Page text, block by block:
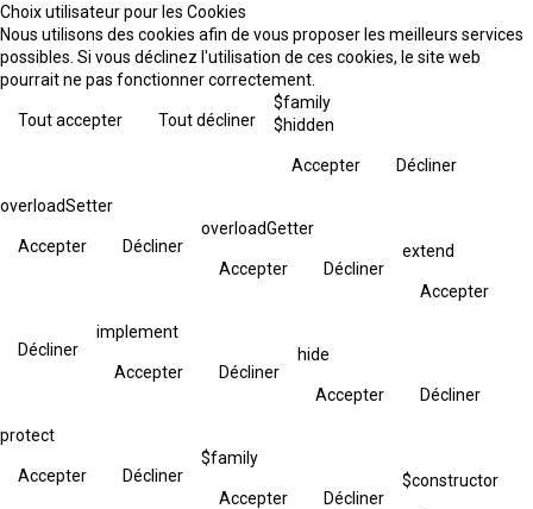
Choix utilisateur pour les Cookies
Nous utilisons des cookies afin de vous proposer les meilleurs services
possibles. Si vous déclinez l'utilisation de ces cookies, le site web
pourrait ne pas fonctionner correctement.
Tout accepter Tout décliner
$family
$hidden
Accepter Décliner
overloadSetter
Accepter Décliner
overloadGetter
Accepter Décliner
extend
Accepter
Décliner
implement
Accepter Décliner
hide
Accepter Décliner
protect
Accepter Décliner
$family
Accepter Décliner
$constructor